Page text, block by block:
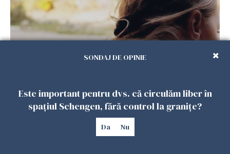
De ce dorul de casă rămâne atât de viu la
românii plecați în diaspora? Psiholog Radu
Leca, explicații pe înțelesul tuturor
SONDAJ DE OPINIE
Este important pentru dvs. că circulăm liber în
spațiul Schengen, fără control la granițe?
Da Nu